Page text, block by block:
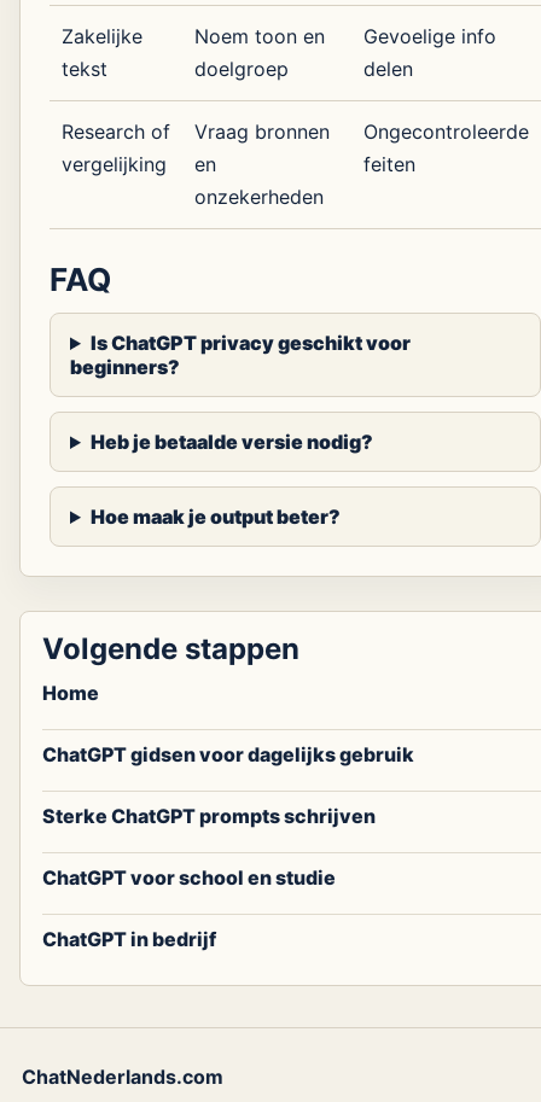
Zakelijke
tekst
Noem toon en
doelgroep
Gevoelige info
delen
Research of
vergelijking
Vraag bronnen
en
onzekerheden
Ongecontroleerde
feiten
FAQ
Is ChatGPT privacy geschikt voor
beginners?
Heb je betaalde versie nodig?
Hoe maak je output beter?
Volgende stappen
Home
ChatGPT gidsen voor dagelijks gebruik
Sterke ChatGPT prompts schrijven
ChatGPT voor school en studie
ChatGPT in bedrijf
ChatNederlands.com